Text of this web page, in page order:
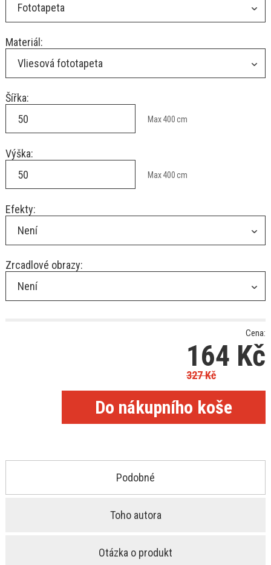
Fototapeta
Materiál:
Vliesová fototapeta
Šířka:
Max400cm
Výška:
Max400cm
Efekty:
Není
Zrcadlové obrazy:
Není
Cena:
164 Kč
327Kč
Podobné
Toho autora
Otázka o produkt